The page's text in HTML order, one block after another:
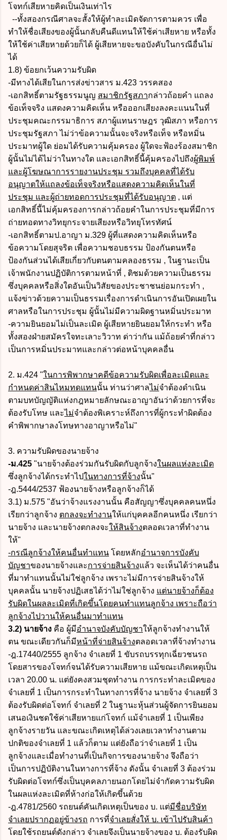
โจทก์เสียหายคิดเป็นเงินเท่าไร
--ทั้งสองกรณีศาลจะสั้งให้ผู้ทำละเมิดจัดการตามควร เพื่อ
ทำให้ชื่อเสียงของผู้นั้นกลับคืนดีแทนให้ใช้ค่าเสียหาย หรือทั้ง
ให้ใช้ค่าเสียหายด้วยก็ได้ ผู้เสียหายจะขอบังคับในกรณีอื่นไม่
ได้
1.8) ข้อยกเว้นความรับผิด
-มีทางได้เสียในการส่งข่าวสาร ม.423 วรรคสอง
-เอกสิทธิ์ตามรัฐธรรมนูญ สมาชิกรัฐสภากล่าวถ้อยคำ แถลง
ข้อเท็จจริง แสดงความคิดเห็น หรือออกเสียงลงคะแนนในที่
ประชุมคณะกรรมาธิการ สภาผู้แทนราษฎร วุฒิสภา หรือการ
ประชุมรัฐสภา ไม่ว่าข้อความนั้นจะจริงหรือเท็จ หรือหมิ่น
ประมาทผู้ใด ย่อมได้รับความคุ้มครอง ผู้ใดจะฟ้องร้องสมาชิก
ผู้นั้นไม่ได้ไม่ว่าในทางใด และเอกสิทธิ์นี้คุ้มครองไปถึงผู้พิมพ์
และผู้โฆษณาการรายงานประชุม รวมถึงบุคคลที่ได้รับ
อนุญาตให้แถลงข้อเท็จจริงหรือแสดงความคิดเห็นในที่
ประชุม และผู้ถ่ายทอดการประชุมที่ได้รับอนุญาต , แต่
เอกสิทธิ์นี้ไม่คุ้มครองการกล่าวถ้อยคำในการประชุมที่มีการ
ถ่ายทอดทางวิทยุกระจายเสียงหรือวิทยุโทรทัศน์
-เอกสิทธิ์ตามป.อาญา ม.329 ผู้ที่แสดงความคิดเห็นหรือ
ข้อความโดยสุจริต เพื่อความชอบธรรม ป้องกันตนหรือ
ป้องกันส่วนได้เสียเกี่ยวกับตนตามคลองธรรม , ในฐานะเป็น
เจ้าพนักงานปฏิบัติการตามหน้าที่ , ติชมด้วยความเป็นธรรม
ซึ่งบุคคลหรือสิ่งใดอันเป็นวิสัยของประชาชนย่อมกระทำ ,
แจ้งข่าวด้วยความเป็นธรรมเรื่องการดำเนินการอันเปิดเผยใน
ศาลหรือในการประชุม ผู้นั้นไม่มีความผิดฐานหมิ่นประมาท
-ความยินยอมไม่เป็นละเมิด ผู้เสียหายยินยอมให้กระทำ หรือ
ทั้งสองฝ่ายสมัครใจทะเลาะวิวาท ด่าว่ากัน แม้ถ้อยคำที่กล่าว
เป็นการหมิ่นประมาทและกล่าวต่อหน้าบุคคลอื่น
2. ม.424 "ในการพิพากษาคดีข้อความรับผิดเพื่อละเมิดและ
กำหนดค่าสินไหมทดแทนนั้น ท่านว่าศาลไม่จำต้องดำเนิน
ตามบทบัญญัติแห่งกฎหมายลักษณะอาญาอันว่าด้วยการที่จะ
ต้องรับโทษ และไม่จำต้องพิเคราะห์ถึงการที่ผู้กระทำผิดต้อง
คำพิพากษาลงโทษทางอาญาหรือไม่"
3. ความรับผิดของนายจ้าง
-ม.425 "นายจ้างต้องร่วมกันรับผิดกับลูกจ้างในผลแห่งละเมิด
ซึ่งลูกจ้างได้กระทำไปในทางการที่จ้างนั้น"
-ฎ.5444/2537 ฟ้องนายจ้างหรือลูกจ้างก็ได้
3.1) ม.575 "อันว่าจ้างแรงงานนั้น คือสัญญาซึ่งบุคคลคนหนึ่ง
เรียกว่าลูกจ้าง ตกลงจะทำงานให้แก่บุคคลอีกคนหนึ่ง เรียกว่า
นายจ้าง และนายจ้างตกลงจะให้สินจ้างตลอดเวลาที่ทำงาน
ให้"
-กรณีลูกจ้างให้คนอื่นทำแทน โดยหลักอำนาจการบังคับ
บัญชาของนายจ้างและการจ่ายสินจ้างแล้ว จะเห็นได้ว่าคนอื่น
ที่มาทำแทนนั้นไม่ใช่ลูกจ้าง เพราะไม่มีการจ่ายสินจ้างให้
บุคคลนั้น นายจ้างปฏิเสธได้ว่าไม่ใช่ลูกจ้าง แต่นายจ้างก็ต้อง
รับผิดในผลละเมิดที่เกิดขึ้นโดยคนทำแทนลูกจ้าง เพราะถือว่า
ลูกจ้างไปวานให้คนอื่นมาทำแทน
3.2) นายจ้าง คือ ผู้มีอำนาจบังคับบัญชาให้ลูกจ้างทำงานให้
ตน ขณะเดียวกันก็มีหน้าที่จ่ายสินจ้างตลอดเวลาที่จ้างทำงาน
-ฎ.17440/2555 ลูกจ้าง จำเลยที่ 1 ขับรถบรรทุกเฉี่ยวชนรถ
โดยสารของโจทก์จนได้รับความเสียหาย แม้ขณะเกิดเหตุเป็น
เวลา 20.00 น. แต่ยังคงสวมชุดทำงาน การกระทำละเมิดของ
จำเลยที่ 1 เป็นการกระทำในทางการที่จ้าง นายจ้าง จำเลยที่ 3
ต้องรับผิดต่อโจทก์ จำเลยที่ 2 ในฐานะหุ้นส่วนผู้จัดการยินยอม
เสนอเงินชดใช้ค่าเสียหายแก่โจทก์ แม้จำเลยที่ 1 เป็นเพียง
ลูกจ้างรายวัน และขณะเกิดเหตุได้ล่วงเลยเวลาทำงานตาม
ปกติของจำเลยที่ 1 แล้วก็ตาม แต่ยังถือว่าจำเลยที่ 1 เป็น
ลูกจ้างและเมื่อทำงานที่เป็นกิจการของนายจ้าง จึงถือว่า
เป็นการปฏิบัติงานในทางการที่จ้าง ดังนั้น จำเลยที่ 3 ต้องร่วม
รับผิดต่อโจทก์ซึ่งเป็นบุคคลภายนอกโดยไม่จำกัดความรับผิด
ในผลแห่งละเมิดที่ห้างก่อให้เกิดขึ้นด้วย
-ฎ.4781/2560 รถยนต์คันเกิดเหตุเป็นของ บ. แต่มีชื่อบริษัท
จำเลยปรากฏอยู่ข้างรถ การที่จำเลยสั่งให้ บ. เข้าไปรับสินค้า
โดยใช้รถยนต์ดังกล่าว จำเลยจึงเป็นนายจ้างของ บ. ต้องรับผิด